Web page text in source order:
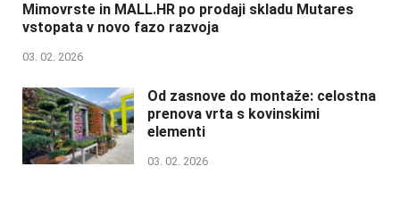
Mimovrste in MALL.HR po prodaji skladu Mutares
vstopata v novo fazo razvoja
03. 02. 2026
Od zasnove do montaže: celostna
prenova vrta s kovinskimi
elementi
03. 02. 2026